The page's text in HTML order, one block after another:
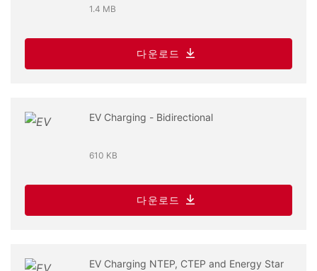
1.4 MB
다운로드
EV Charging - Bidirectional
610 KB
다운로드
EV Charging NTEP, CTEP and Energy Star